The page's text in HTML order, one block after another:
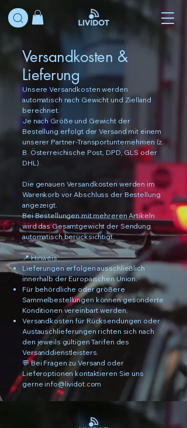
Versandkosten &
Lieferung
Unsere Versandkosten werden
automatisch nach Gewicht und Zielland
berechnet.
Je nach Größe und Gewicht der
Bestellung erfolgt der Versand mit einem
unserer Partner-Transportunternehmen (z.
B. Österreichische Post, DPD, GLS oder
DHL).
Die genauen Versandkosten werden im
Warenkorb vor Abschluss der Bestellung
angezeigt.
Bei Bestellungen mit mehreren Artikeln
wird das Gesamtgewicht der Sendung
automatisch berücksichtigt.
📍 Hinweis:
Lieferungen erfolgen ausschließlich
innerhalb der Europäischen Union.
Für behördliche oder größere
Sammelbestellungen können gesonderte
Konditionen vereinbart werden.
Versandkosten für Rücksendungen oder
Austauschlieferungen richten sich nach
den jeweils gültigen Tarifen des
Versanddienstleisters.
💬 Bei Fragen zu Versand oder
Lieferoptionen kontaktieren Sie uns
gerne info@lividot.com